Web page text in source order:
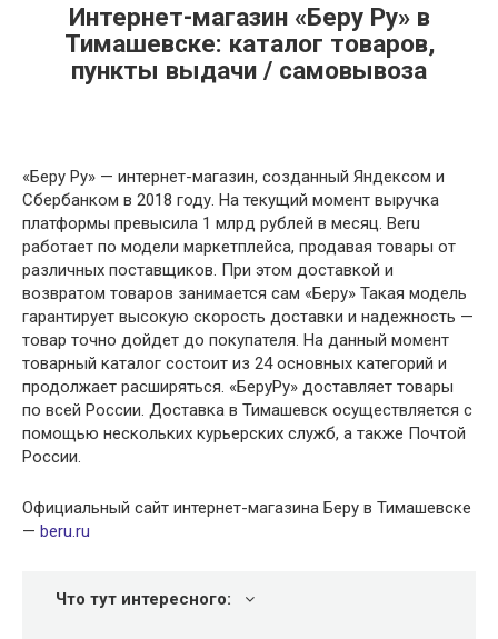
Интернет-магазин «Беру Ру» в
Тимашевске: каталог товаров,
пункты выдачи / самовывоза
«Беру Ру» — интернет-магазин, созданный Яндексом и
Сбербанком в 2018 году. На текущий момент выручка
платформы превысила 1 млрд рублей в месяц. Вeru
работает по модели маркетплейса, продавая товары от
различных поставщиков. При этом доставкой и
возвратом товаров занимается сам «Беру» Такая модель
гарантирует высокую скорость доставки и надежность —
товар точно дойдет до покупателя. На данный момент
товарный каталог состоит из 24 основных категорий и
продолжает расширяться. «БеруРу» доставляет товары
по всей России. Доставка в Тимашевск осуществляется с
помощью нескольких курьерских служб, а также Почтой
России.
Официальный сайт интернет-магазина Беру в Тимашевске
— beru.ru
Что тут интересного: